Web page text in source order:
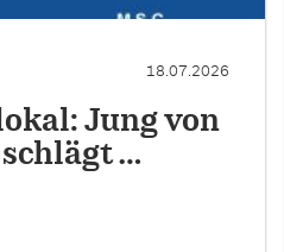
18.07.2026
Jung von
…